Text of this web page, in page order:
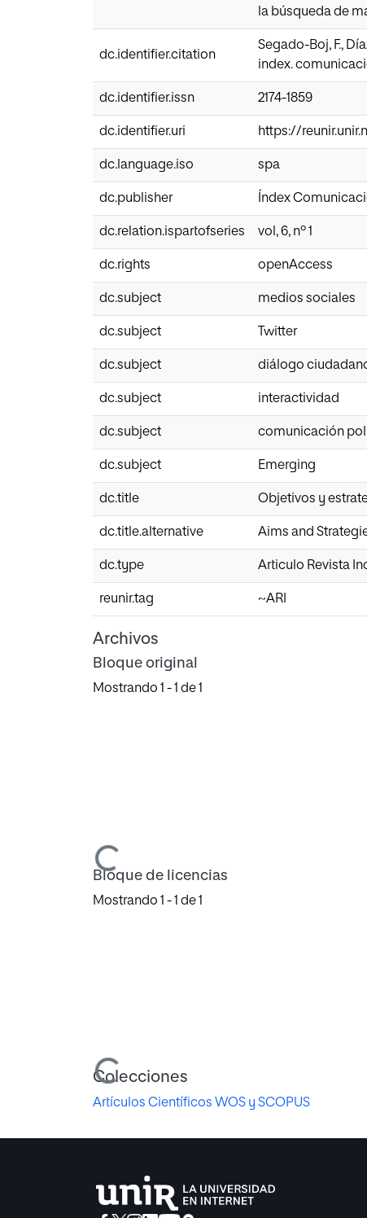
la búsqueda de
dc.identifier.citation
Segado-Boj, F.,
index.
dc.identifier.issn 2174-1859
dc.identifier.uri https://
dc.language.iso spa
dc.publisher Índex
dc.relation.ispartofseries vol, 6, nº 1
dc.rights openAccess
dc.subject medios sociales
dc.subject Twitter
dc.subject diálogo
dc.subject interactividad
dc.subject comunicación
dc.subject Emerging
dc.title Objetivos y
dc.title.alternative Aims and
dc.type Articulo Revista
reunir.tag ~ARI
Archivos
Bloque original
Mostrando 1 - 1 de 1
Cargando...
Bloque de licencias
Mostrando 1 - 1 de 1
Cargando...
Colecciones
Artículos Científicos WOS y SCOPUS